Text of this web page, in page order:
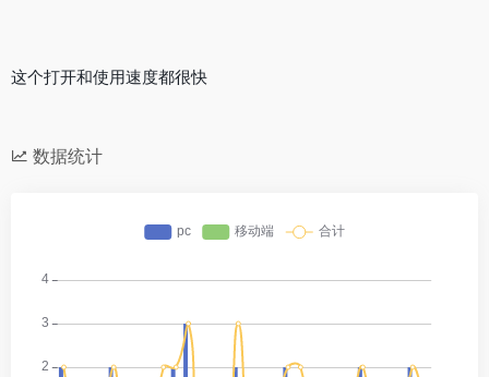
这个打开和使用速度都很快
数据统计